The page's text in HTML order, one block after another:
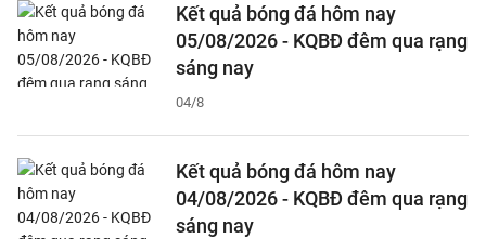
Kết quả bóng đá hôm nay
05/08/2026 - KQBĐ đêm qua rạng
sáng nay
04/8
Kết quả bóng đá hôm nay
04/08/2026 - KQBĐ đêm qua rạng
sáng nay